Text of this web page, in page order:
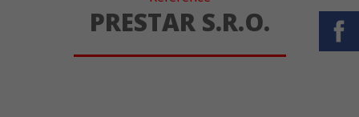
PRESTAR S.R.O.